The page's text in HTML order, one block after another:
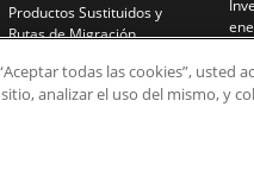
Productos Sustituidos y
Rutas de Migración
todas las cookies”, usted
analizar el uso del mismo, y